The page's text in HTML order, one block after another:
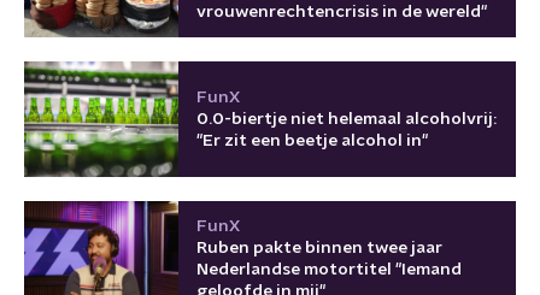
vrouwenrechtencrisis in de wereld"
FunX
0.0-biertje niet helemaal alcoholvrij:
"Er zit een beetje alcohol in"
FunX
Ruben pakte binnen twee jaar
Nederlandse motortitel "Iemand
geloofde in mij"